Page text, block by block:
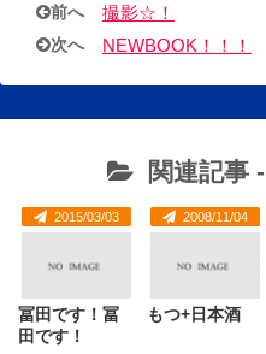
前へ 撮影☆！
次へ NEWBOOK！！！
関連記事 -
2015/03/03
冨田です！冨
田です！
2008/11/04
もつ+日本酒